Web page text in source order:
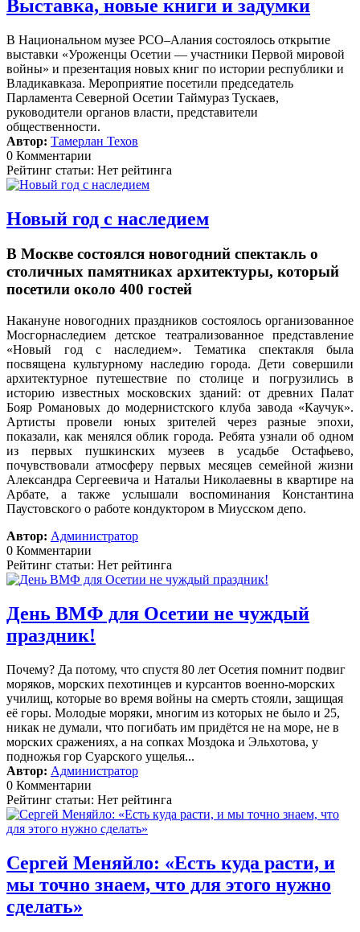
Выставка, новые книги и задумки
В Национальном музее РСО–Алания состоялось открытие
выставки «Уроженцы Осетии — участники Первой мировой
войны» и презентация новых книг по истории республики и
Владикавказа. Мероприятие посетили председатель
Парламента Северной Осетии Таймураз Тускаев,
руководители органов власти, представители
общественности.
Автор: Тамерлан Техов
0 Комментарии
Рейтинг статьи: Нет рейтинга
Новый год с наследием
В Москве состоялся новогодний спектакль о
столичных памятниках архитектуры, который
посетили около 400 гостей
Накануне новогодних праздников состоялось организованное
Мосгорнаследием детское театрализованное представление
«Новый год с наследием».
Тематика спектакля была
посвящена культурному наследию города. Дети совершили
архитектурное путешествие по столице и погрузились в
историю известных московских зданий: от древних Палат
Бояр Романовых до модернистского клуба завода «Каучук».
Артисты провели юных зрителей через разные эпохи,
показали, как менялся облик города. Ребята узнали об одном
из первых пушкинских музеев в усадьбе Остафьево,
почувствовали атмосферу первых месяцев семейной жизни
Александра Сергеевича и Натальи Николаевны в квартире на
Арбате, а также услышали воспоминания Константина
Паустовского о работе кондуктором в Миусском депо.
Автор: Администратор
0 Комментарии
Рейтинг статьи: Нет рейтинга
День ВМФ для Осетии не чуждый
праздник!
Почему? Да потому, что спустя 80 лет Осетия помнит подвиг
моряков, морских пехотинцев и курсантов военно-морских
училищ, которые во время войны на смерть стояли, защищая
её горы. Молодые моряки, многим из которых не было и 25,
никак не думали, что погибать им придётся не на море, не в
морских сражениях, а на сопках Моздока и Эльхотова, у
подножья гор Суарского ущелья...
Автор: Администратор
0 Комментарии
Рейтинг статьи: Нет рейтинга
Сергей Меняйло: «Есть куда расти, и
мы точно знаем, что для этого нужно
сделать»